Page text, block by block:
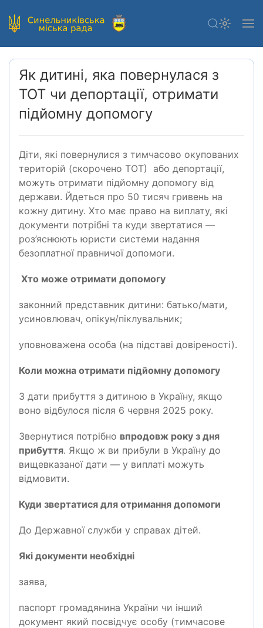
Як дитині, яка повернулася з
ТОТ чи депортації, отримати
підйомну допомогу
Діти, які повернулися з тимчасово окупованих
територій (скорочено ТОТ) або депортації,
можуть отримати підйомну допомогу від
держави. Йдеться про 50 тисяч гривень на
кожну дитину. Хто має право на виплату, які
документи потрібні та куди звертатися —
роз’яснюють юристи системи надання
безоплатної правничої допомоги.
Хто може отримати допомогу
законний представник дитини: батько/мати,
усиновлювач, опікун/піклувальник;
уповноважена особа (на підставі довіреності).
Коли можна отримати підйомну допомогу
З дати прибуття з дитиною в Україну, якщо
воно відбулося після 6 червня 2025 року.
Звернутися потрібно впродовж року з дня
прибуття. Якщо ж ви прибули в Україну до
вищевказаної дати — у виплаті можуть
відмовити.
Куди звертатися для отримання допомоги
До Державної служби у справах дітей.
Які документи необхідні
заява,
паспорт громадянина України чи інший
документ який посвідчує особу (тимчасове